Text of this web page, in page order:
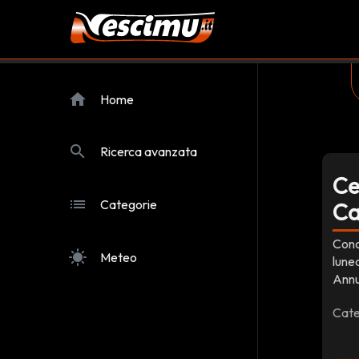
home Home
search Ricerca avanzata
list Categorie
sunny Meteo